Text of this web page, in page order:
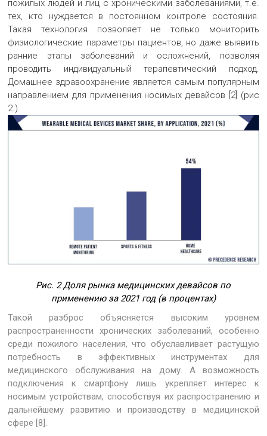
пожилых людей и лиц с хроническими заболеваниями, т.е.
тех, кто нуждается в постоянном контроле состояния.
Такая технология позволяет не только мониторить
физиологические параметры пациентов, но даже выявить
ранние этапы заболеваний и осложнений, позволяя
проводить индивидуальный терапевтический подход.
Домашнее здравоохранение является самым популярным
направлением для применения носимых девайсов [2] (рис
2.).
Рис. 2 Доля рынка медицинских девайсов по
применению за 2021 год (в процентах)
Такой разброс объясняется высоким уровнем
распространенности хронических заболеваний, особенно
среди пожилого населения, что обуславливает растущую
потребность в эффективных инструментах для
медицинского обслуживания на дому. А возможность
подключения к смартфону лишь укрепляет интерес к
носимым устройствам, способствуя их распространению и
дальнейшему развитию и производству в медицинской
сфере [8].